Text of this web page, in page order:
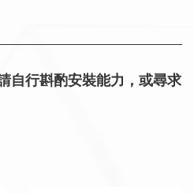
自行斟酌安裝能力，或尋求